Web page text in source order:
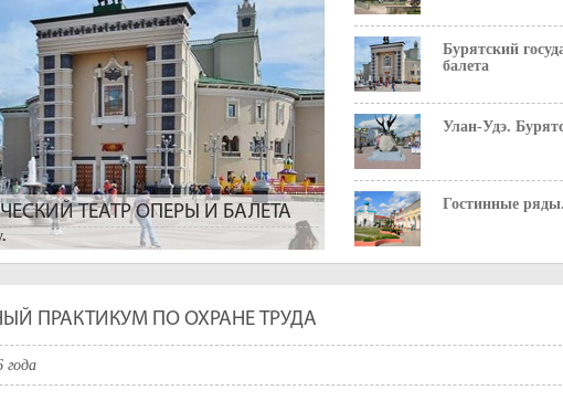
ТЕАТР ОПЕРЫ И БАЛЕТА
Бурятский
балета
Улан-Удэ.
Гостинные
ПРАКТИКУМ ПО ОХРАНЕ ТРУДА
года